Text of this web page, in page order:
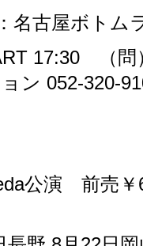
名古屋ボトム
17:30 （問
ン 052-320-
公演 前売￥